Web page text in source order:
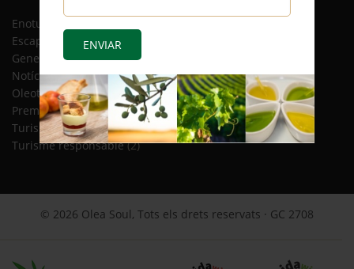
Enoturisme
Escapades
(12)
General
(8)
Notícies(4)
Oleoturisme(13)
Premsa(2)
Turisme gastronòmic(15)
Turisme responsable(2)
RSS
© 2026 Olea Soul, Tots els drets reservats · GC 2708